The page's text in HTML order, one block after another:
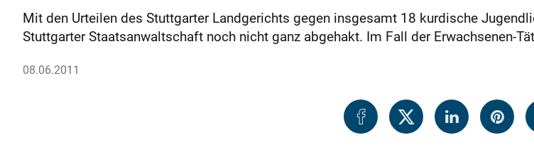
Mit den Urteilen des Stuttgarter Landgerichts gegen insgesamt 18 kurdische
Stuttgarter Staatsanwaltschaft noch nicht ganz abgehakt. Im Fall der Erwachsenen-
08.06.2011